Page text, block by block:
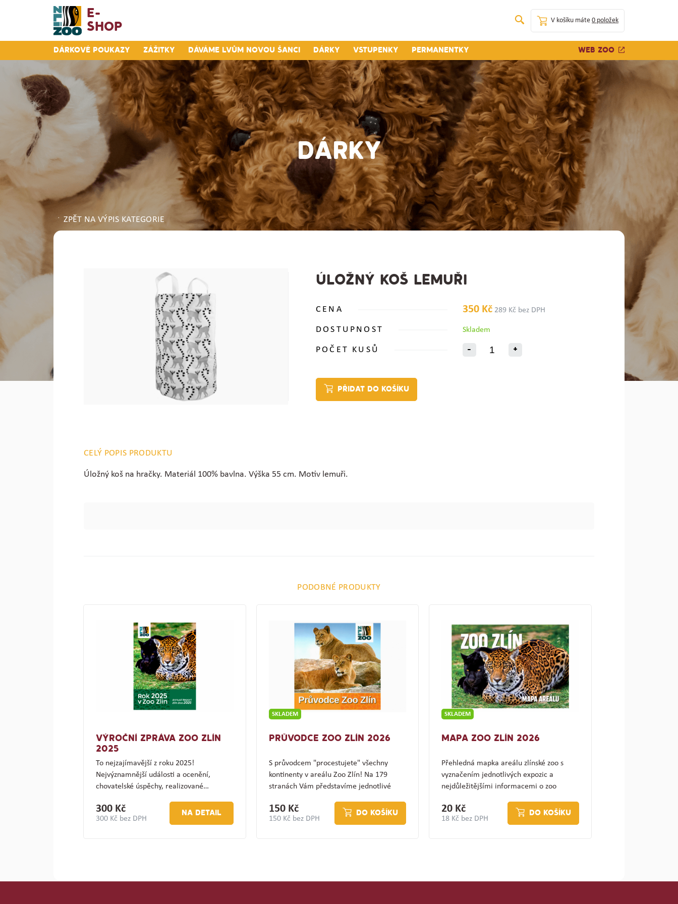
E-
Shop
V košíku máte 0 položek
Dárkové poukazy Zážitky Dáváme lvům novou šanci Dárky Vstupenky Permanentky Web zoo
DÁRKY
ZPĚT NA VÝPIS KATEGORIE
ÚLOŽNÝ KOŠ LEMUŘI
CENA 350 Kč 289 Kč bez DPH
DOSTUPNOST Skladem
POČET KUSŮ - +
PŘIDAT DO KOŠÍKU
CELÝ POPIS PRODUKTU
Úložný koš na hračky. Materiál 100% bavlna. Výška 55 cm. Motiv lemuři.
PODOBNÉ PRODUKTY
VÝROČNÍ ZPRÁVA ZOO ZLÍN
2025
To nejzajímavější z roku 2025!
Nejvýznamnější události a ocenění,
chovatelské úspěchy, realizované…
300 Kč
300 Kč bez DPH
NA DETAIL
SKLADEM
PRŮVODCE ZOO ZLÍN 2026
S průvodcem "procestujete" všechny
kontinenty v areálu Zoo Zlín! Na 179
stranách Vám představíme jednotlivé
150 Kč
150 Kč bez DPH
DO KOŠÍKU
SKLADEM
MAPA ZOO ZLÍN 2026
Přehledná mapka areálu zlínské zoo s
vyznačením jednotlivých expozic a
nejdůležitějšími informacemi o zoo
20 Kč
18 Kč bez DPH
DO KOŠÍKU